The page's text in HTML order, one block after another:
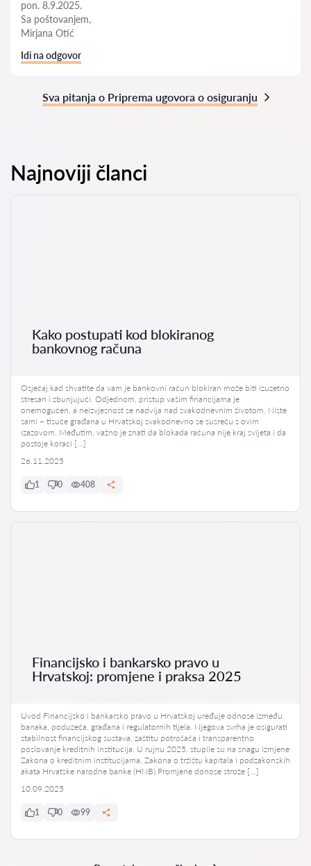
pon. 8.9.2025.
Sa poštovanjem,
Mirjana Otić
Idi na odgovor
Sva pitanja o Priprema ugovora o osiguranju
Najnoviji članci
Kako postupati kod blokiranog
bankovnog računa
Osjećaj kad shvatite da vam je bankovni račun blokiran može biti izuzetno
stresan i zbunjujući. Odjednom, pristup vašim financijama je
onemogućen, a neizvjesnost se nadvija nad svakodnevnim životom. Niste
sami – tisuće građana u Hrvatskoj svakodnevno se susreću s ovim
izazovom. Međutim, važno je znati da blokada računa nije kraj svijeta i da
postoje koraci […]
26.11.2025
1 0 408
Financijsko i bankarsko pravo u
Hrvatskoj: promjene i praksa 2025
Uvod Financijsko i bankarsko pravo u Hrvatskoj uređuje odnose između
banaka, poduzeća, građana i regulatornih tijela. Njegova svrha je osigurati
stabilnost financijskog sustava, zaštitu potrošača i transparentno
poslovanje kreditnih institucija. U rujnu 2025. stupile su na snagu izmjene
Zakona o kreditnim institucijama, Zakona o tržištu kapitala i podzakonskih
akata Hrvatske narodne banke (HNB).Promjene donose strože […]
10.09.2025
1 0 99